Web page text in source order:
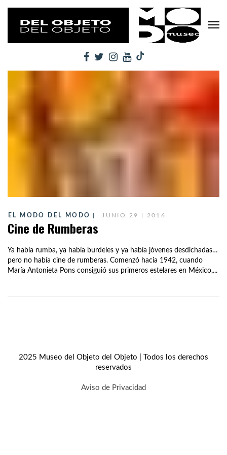
EL MODO DEL MODO JUNIO 29 | 2016
Cine de Rumberas
Ya había rumba, ya había burdeles y ya había jóvenes desdichadas…
pero no había cine de rumberas. Comenzó hacia 1942, cuando
María Antonieta Pons consiguió sus primeros estelares en México,...
2025 Museo del Objeto del Objeto | Todos los derechos
reservados
Aviso de Privacidad